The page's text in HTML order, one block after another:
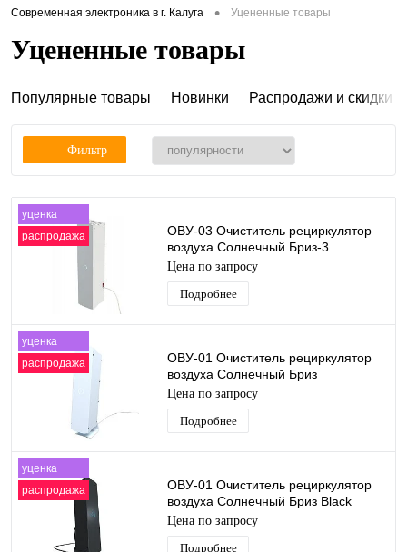
Современная электроника в г. Калуга • Уцененные товары
Уцененные товары
Популярные товары Новинки Распродажи и скидки
Фильтр
уценка
распродажа
ОВУ-03 Очиститель рециркулятор
воздуха Солнечный Бриз-3
Ультрафиолетовый
противовирусный Бактерицидн
Цена по запросу
Подробнее
уценка
распродажа
ОВУ-01 Очиститель рециркулятор
воздуха Солнечный Бриз
Ультрафиолетовый
противовирусный Бактерицидный
Цена по запросу
Подробнее
уценка
распродажа
ОВУ-01 Очиститель рециркулятор
воздуха Солнечный Бриз Black
Edition Ультрафиолетовый
Бактерицидный
Цена по запросу
Подробнее